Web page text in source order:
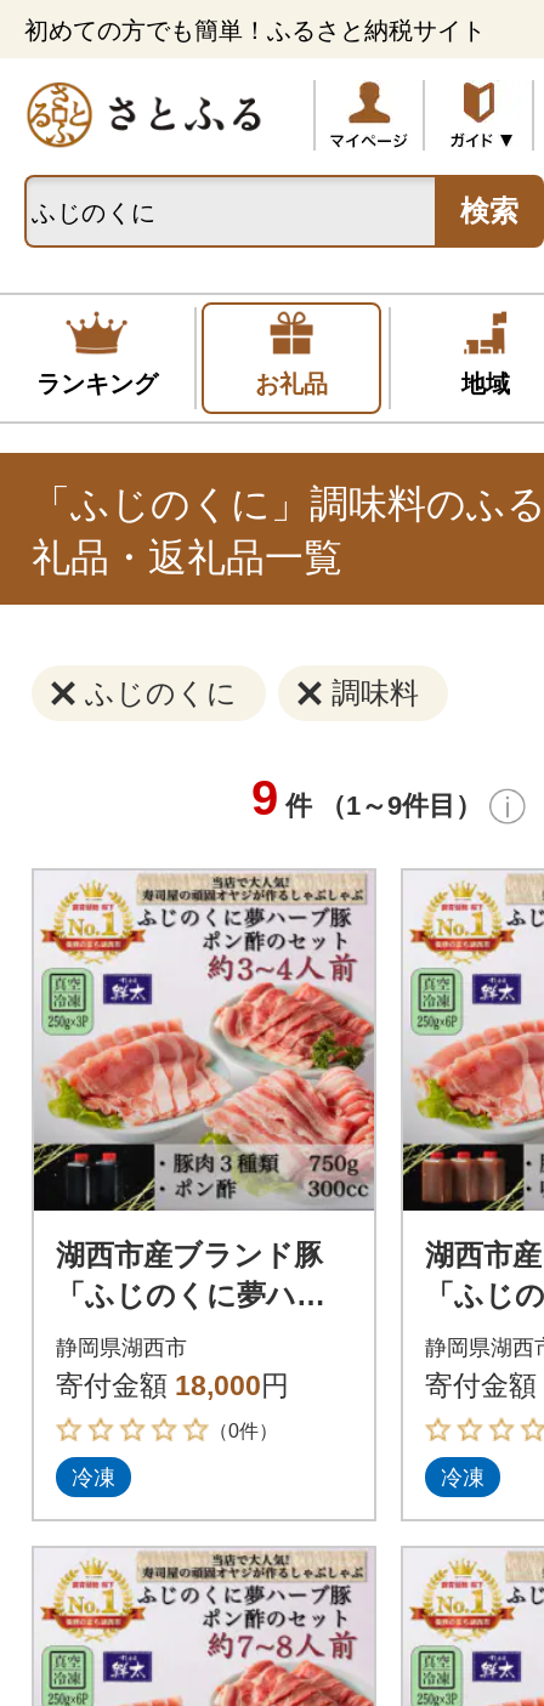
初めての方でも簡単！ふるさと納税サイト
検索
ランキング お礼品 地域
「ふじのくに」調味料のふ
礼品・返礼品一覧
ふじのくに 調味料
9 件 （1～9件目）
湖西市産ブランド豚
「ふじのくに夢ハー
ブ豚」しゃぶしゃぶ
用豚肉3種類(750g)と
手作りポン酢のセッ
ト
静岡県湖西市
寄付金額 18,000円
（0件）
冷凍
湖西市
「ふじ
ブ豚」
種
噌鍋つ
静岡県湖西
寄付金額
冷凍